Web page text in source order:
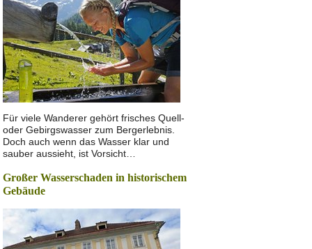
Für viele Wanderer gehört frisches Quell-
oder Gebirgswasser zum Bergerlebnis.
Doch auch wenn das Wasser klar und
sauber aussieht, ist Vorsicht…
Großer Wasserschaden in historischem
Gebäude